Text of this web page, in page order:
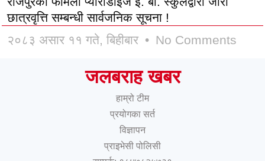
छात्रवृत्ति सम्बन्धी सार्वजनिक सूचना !
२०८३ असार ११ गते, बिहीबार
No Comments
जलबराह खबर
हाम्रो टीम
प्रयोगका सर्त
विज्ञापन
प्राइभेसी पोलिसी